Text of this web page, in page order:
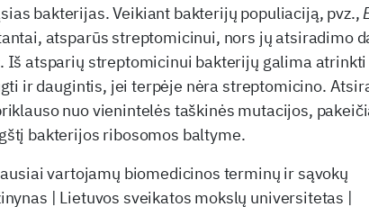
bakterijas. Veikiant bakterijų populiaciją, pvz.,
atsparūs streptomicinui, nors jų atsiradimo
. Iš atsparių streptomicinui bakterijų galima
ir daugintis, jei terpėje nėra streptomicino.
nuo vienintelės taškinės mutacijos,
bakterijos ribosomos baltyme.
vartojamų biomedicinos terminų ir sąvokų
| Lietuvos sveikatos mokslų universitetas |